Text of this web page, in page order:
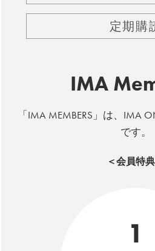
定期購
IMA
「IMA MEMBERS」は、IMA
です。
＜会員特
1